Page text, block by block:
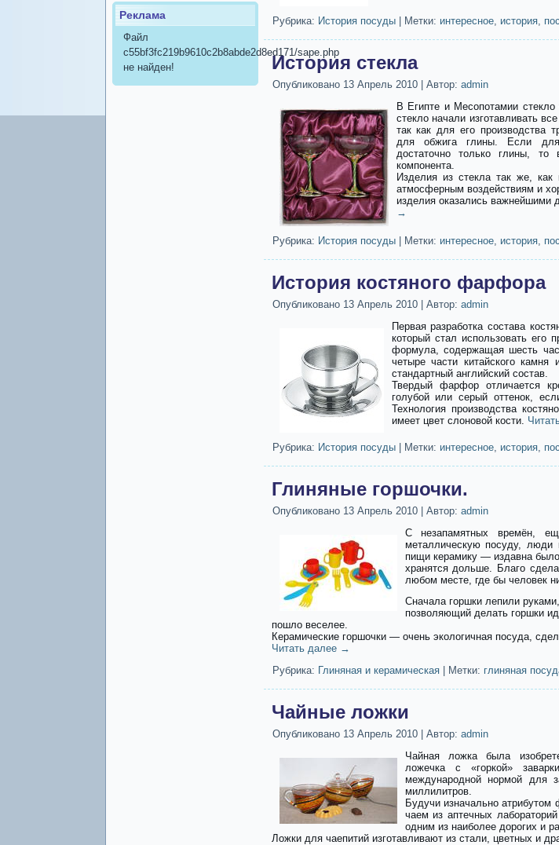
Реклама
Файл
c55bf3fc219b9610c2b8abde2d8ed171/sape.php
не найден!
Рубрика: История посуды| Метки: интересное, история,
История стекла
Опубликовано 13 Апрель 2010| Автор: admin
В Египте и Месопотамии
стекло начали изготавливать
так как для его производства
для обжига глины. Если для
достаточно только глины,
компонента.
Изделия из стекла так же, как
атмосферным воздействиям и
изделия оказались важнейшими
→
Рубрика: История посуды| Метки: интересное, история,
История костяного фарфора
Опубликовано 13 Апрель 2010| Автор: admin
Первая разработка состава
который стал использовать его
формула, содержащая шесть
четыре части китайского
стандартный английский состав.
Твердый фарфор отличается
голубой или серый оттенок,
Технология производства
имеет цвет слоновой кости.
Рубрика: История посуды| Метки: интересное, история,
Глиняные горшочки.
Опубликовано 13 Апрель 2010| Автор: admin
С незапамятных времён,
металлическую посуду, люди
пищи керамику — издавна
хранятся дольше. Благо
любом месте, где бы человек
Сначала горшки лепили
позволяющий делать горшки
пошло веселее.
Керамические горшочки — очень экологичная посуда,
Читать далее →
Рубрика: Глиняная и керамическая| Метки: глиняная
Чайные ложки
Опубликовано 13 Апрель 2010| Автор: admin
Чайная ложка была
ложечка с «горкой»
международной нормой для
миллилитров.
Будучи изначально
чаем из аптечных
одним из наиболее дорогих и
Ложки для чаепитий изготавливают из стали, цветных и